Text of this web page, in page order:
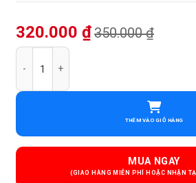
320.000 ₫350.000₫
Nón Bảo Hiểm Fornix Chính Hãng số lượng
THÊM VÀO GIỎ HÀNG
MUA NGAY